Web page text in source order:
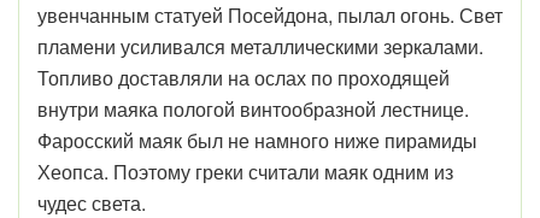
увенчанным статуей Посейдона, пылал огонь. Свет
пламени усиливался металлическими зеркалами.
Топливо доставляли на ослах по проходящей
внутри маяка пологой винтообразной лестнице.
Фаросский маяк был не намного ниже пирамиды
Хеопса. Поэтому греки считали маяк одним из
чудес света.